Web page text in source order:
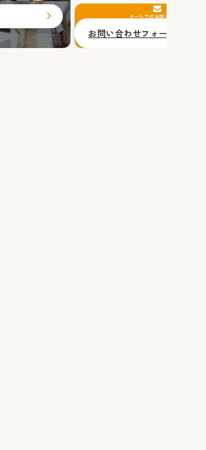
メールでのお問い合わせ
お問い合わせフォームへ